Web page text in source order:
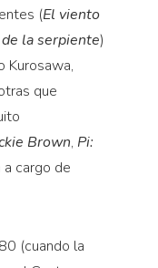
(El viento
de la serpiente)
Kurosawa,
que
Brown, Pi:
cargo de
(cuando la